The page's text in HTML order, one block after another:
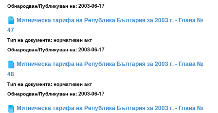
Обнародван/Публикуван на: 2003-06-17
Митническа тарифа на Република България за 2003 г. - Глава №
47
Тип на документа: нормативен акт
Обнародван/Публикуван на: 2003-06-17
Митническа тарифа на Република България за 2003 г. - Глава №
48
Тип на документа: нормативен акт
Обнародван/Публикуван на: 2003-06-17
Митническа тарифа на Република България за 2003 г. - Глава №